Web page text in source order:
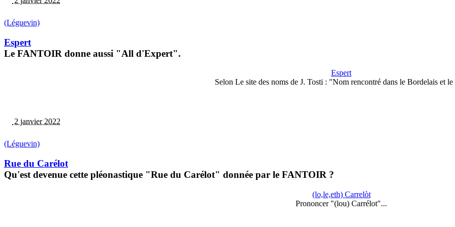
(Léguevin)
Espert
Le FANTOIR donne aussi "All d'Expert".
Espert
Selon Le site des noms de J. Tosti : "Nom rencontré dans le Bordelais et
2 janvier 2022
(Léguevin)
Rue du Carélot
Qu'est devenue cette pléonastique "Rue du Carélot" donnée par le FANTOIR ?
(lo,le,eth) Carrelòt
Prononcer "(lou) Carrélot"...